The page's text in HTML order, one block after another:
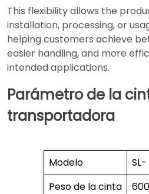
This flexibility allows the
installation, processing, or
helping customers achieve
easier handling, and more
intended applications.
Parámetro de la
transportadora
Modelo
Peso de la cinta